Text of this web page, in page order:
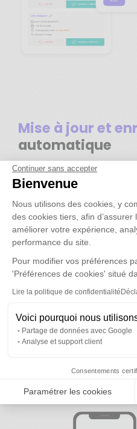
Continuer sans accepter
Bienvenue
Nous utilisons des cookies, y
des cookies tiers, afin d’assurer
améliorer votre expérience,
performance du site.
Pour modifier vos préférences
'Préférences de cookies' situé
Lire la politique de confidentialité
Voici pourquoi nous
Partage de données avec Google
Analyse et support client
Consentements
Paramétrer les cookies
Axeptio consent
Plateforme de Gestion du
Mise à jour et
automatique
équipes